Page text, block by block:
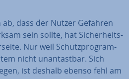
dass der Nutzer Gefahren
sein sollte, hat Si­cher­heits­
Nur weil Schutz­pro­gram­
nicht un­an­tast­bar. Sich
ist deshalb ebenso fehl am